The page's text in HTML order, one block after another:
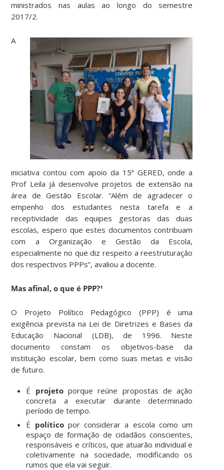
ministrados nas aulas ao longo do semestre
2017/2.
A
iniciativa contou com apoio da 15ª GERED, onde a
Prof Leila já desenvolve projetos de extensão na
área de Gestão Escolar. “Além de agradecer o
empenho dos estudantes nesta tarefa e a
receptividade das equipes gestoras das duas
escolas, espero que estes documentos contribuam
com a Organização e Gestão da Escola,
especialmente no que diz respeito a reestruturação
dos respectivos PPPs”, avaliou a docente.
Mas afinal, o que é PPP?¹
O Projeto Político Pedagógico (PPP) é uma
exigência prevista na Lei de Diretrizes e Bases da
Educação Nacional (LDB), de 1996. Neste
documento constam os objetivos-base da
instituição escolar, bem como suas metas e visão
de futuro.
É projetoporque reúne propostas de ação
concreta a executar durante determinado
período de tempo.
É políticopor considerar a escola como um
espaço de formação de cidadãos conscientes,
responsáveis e críticos, que atuarão individual e
coletivamente na sociedade, modificando os
rumos que ela vai seguir.